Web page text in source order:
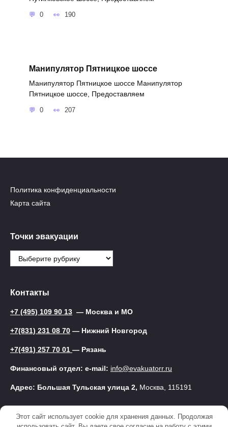
0 190
Манипулятор Пятницкое шоссе
Манипулятор Пятницкое шоссе Манипулятор
Пятницкое шоссе, Предоставляем
0 207
Политика конфиденциальности
Карта сайта
Точки эвакуации
Точки
эвакуации
Контакты
+7 (495) 109 90 13 — Москва и МО
+7(831) 231 08 70 — Нижний Новгород
+7(491) 257 70 01 — Рязань
Финансовый отдел: e-mail: info@evakuatorr.ru
Адрес: Большая Тульская улица 2, Москва, 115191
© 2025 Эвакуатор
Этот сайт использует cookie для хранения данных. Продолжая